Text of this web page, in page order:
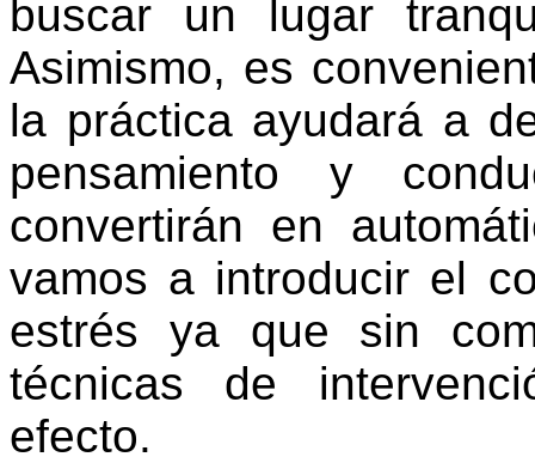
buscar un lugar
Asimismo, es
la práctica ayudará a
pensamiento y
convertirán en
vamos a introducir el
estrés ya que sin
técnicas de
efecto.